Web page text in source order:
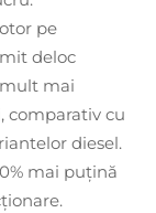
pe
deloc
mai
comparativ cu
diesel.
mai puțină